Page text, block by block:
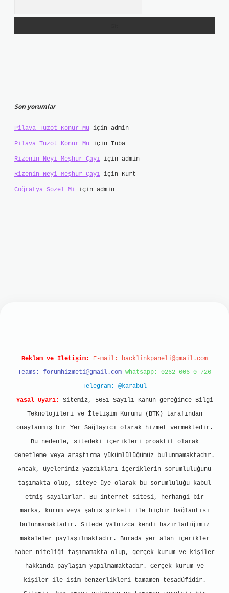
Son yorumlar
Pilava Tuzot Konur Mu için admin
Pilava Tuzot Konur Mu için Tuba
Rizenin Neyi Meşhur Çayı için admin
Rizenin Neyi Meşhur Çayı için Kurt
Coğrafya Sözel Mi için admin
Reklam ve İletişim: E-mail: backlinkpaneli@gmail.com
Teams: forumhizmeti@gmail.com Whatsapp: 0262 606 0 726
Telegram: @karabul
Yasal Uyarı:
Sitemiz, 5651 Sayılı Kanun gereğince Bilgi
Teknolojileri ve İletişim Kurumu (BTK) tarafından
onaylanmış bir Yer Sağlayıcı olarak hizmet vermektedir.
Bu nedenle, sitedeki içerikleri proaktif olarak
denetleme veya araştırma yükümlülüğümüz bulunmamaktadır.
Ancak, üyelerimiz yazdıkları içeriklerin sorumluluğunu
taşımakta olup, siteye üye olarak bu sorumluluğu kabul
etmiş sayılırlar. Bu internet sitesi, herhangi bir
marka, kurum veya şahıs şirketi ile hiçbir bağlantısı
bulunmamaktadır. Sitede yalnızca kendi hazırladığımız
makaleler paylaşılmaktadır. Burada yer alan içerikler
haber niteliği taşımamakta olup, gerçek kurum ve kişiler
hakkında paylaşım yapılmamaktadır. Gerçek kurum ve
kişiler ile isim benzerlikleri tamamen tesadüfidir.